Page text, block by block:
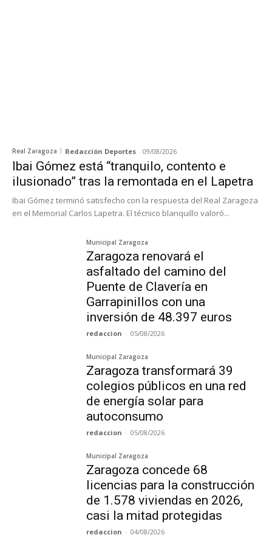
Real Zaragoza Redacción Deportes - 09/08/2026
Ibai Gómez está “tranquilo, contento e
ilusionado” tras la remontada en el Lapetra
Ibai Gómez terminó satisfecho con la respuesta del Real Zaragoza
en el Memorial Carlos Lapetra. El técnico blanquillo valoró...
Municipal Zaragoza
Zaragoza renovará el
asfaltado del camino del
Puente de Clavería en
Garrapinillos con una
inversión de 48.397 euros
redaccion - 05/08/2026
Municipal Zaragoza
Zaragoza transformará 39
colegios públicos en una red
de energía solar para
autoconsumo
redaccion - 05/08/2026
Municipal Zaragoza
Zaragoza concede 68
licencias para la construcción
de 1.578 viviendas en 2026,
casi la mitad protegidas
redaccion - 04/08/2026